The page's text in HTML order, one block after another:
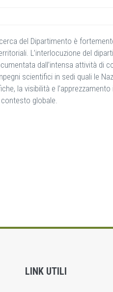
del Dipartimento è
L’interlocuzione del
dall’intensa attività di
scientifici in sedi quali le
la visibilità e
globale.
LINK UTILI